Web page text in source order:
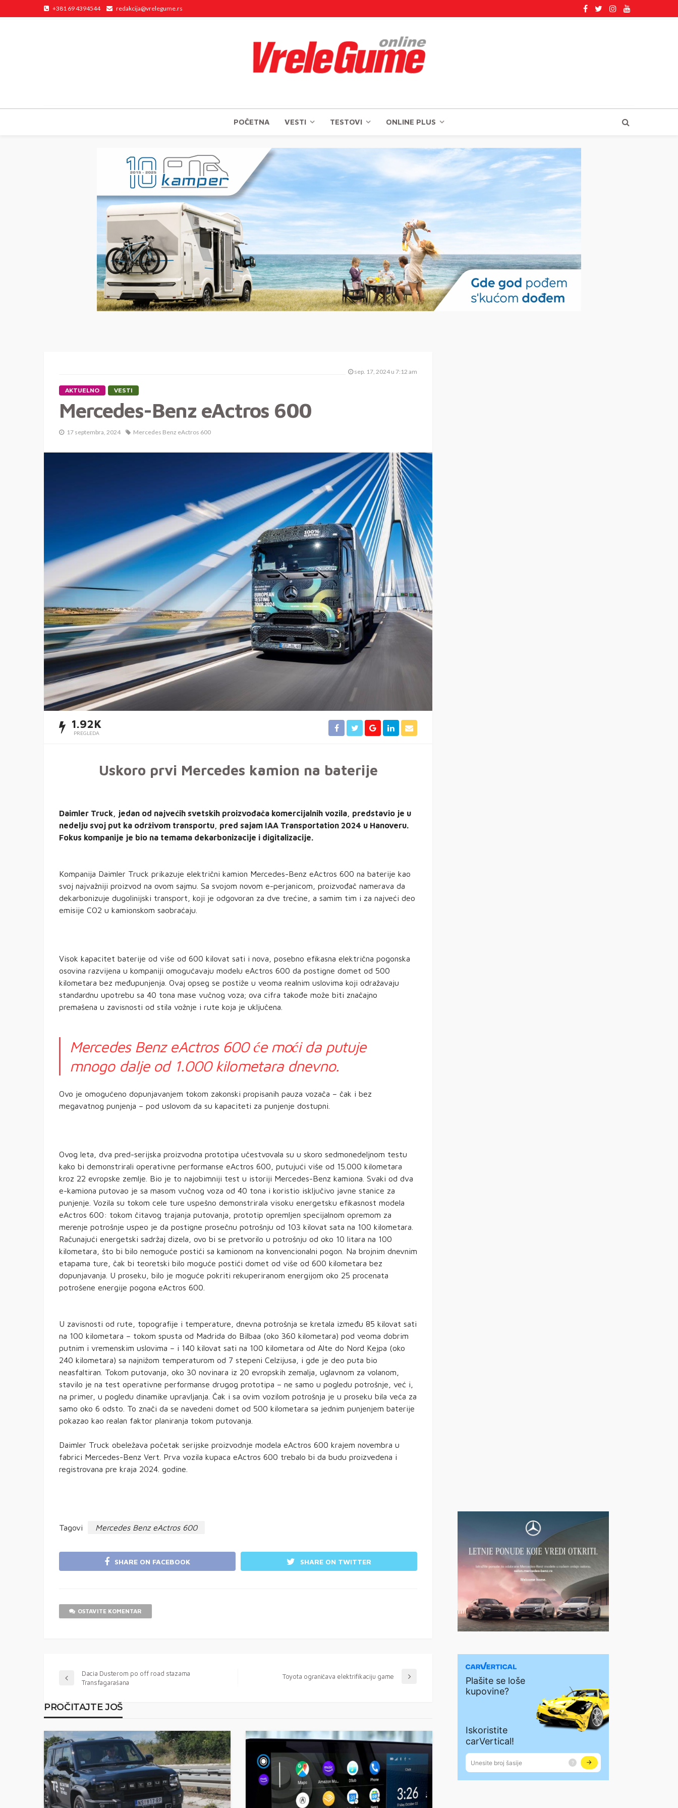
+381 69 4394544 redakcija@vrelegume.rs
POČETNA VESTI TESTOVI ONLINE PLUS
sep. 17, 2024 u 7:12 am
AKTUELNO VESTI
Mercedes-Benz eActros 600
17 septembra, 2024 Mercedes Benz eActros 600
1.92K
PREGLEDA
Uskoro prvi Mercedes kamion na baterije
Daimler Truck, jedan od najvećih svetskih proizvođača komercijalnih vozila, predstavio je u
nedelju svoj put ka održivom transportu, pred sajam IAA Transportation 2024 u Hanoveru.
Fokus kompanije je bio na temama dekarbonizacije i digitalizacije.
Kompanija Daimler Truck prikazuje električni kamion Mercedes-Benz eActros 600 na baterije kao
svoj najvažniji proizvod na ovom sajmu. Sa svojom novom e-perjanicom, proizvođač namerava da
dekarbonizuje dugolinijski transport, koji je odgovoran za dve trećine, a samim tim i za najveći deo
emisije CO2 u kamionskom saobraćaju.
Visok kapacitet baterije od više od 600 kilovat sati i nova, posebno efikasna električna pogonska
osovina razvijena u kompaniji omogućavaju modelu eActros 600 da postigne domet od 500
kilometara bez međupunjenja. Ovaj opseg se postiže u veoma realnim uslovima koji odražavaju
standardnu upotrebu sa 40 tona mase vučnog voza; ova cifra takođe može biti značajno
premašena u zavisnosti od stila vožnje i rute koja je uključena.
Mercedes Benz eActros 600 će moći da putuje
mnogo dalje od 1.000 kilometara dnevno.
Ovo je omogućeno dopunjavanjem tokom zakonski propisanih pauza vozača – čak i bez
megavatnog punjenja – pod uslovom da su kapaciteti za punjenje dostupni.
Ovog leta, dva pred-serijska proizvodna prototipa učestvovala su u skoro sedmonedeljnom testu
kako bi demonstrirali operativne performanse eActros 600, putujući više od 15.000 kilometara
kroz 22 evropske zemlje. Bio je to najobimniji test u istoriji Mercedes-Benz kamiona. Svaki od dva
e-kamiona putovao je sa masom vučnog voza od 40 tona i koristio isključivo javne stanice za
punjenje. Vozila su tokom cele ture uspešno demonstrirala visoku energetsku efikasnost modela
eActros 600: tokom čitavog trajanja putovanja, prototip opremljen specijalnom opremom za
merenje potrošnje uspeo je da postigne prosečnu potrošnju od 103 kilovat sata na 100 kilometara.
Računajući energetski sadržaj dizela, ovo bi se pretvorilo u potrošnju od oko 10 litara na 100
kilometara, što bi bilo nemoguće postići sa kamionom na konvencionalni pogon. Na brojnim dnevnim
etapama ture, čak bi teoretski bilo moguće postići domet od više od 600 kilometara bez
dopunjavanja. U proseku, bilo je moguće pokriti rekuperiranom energijom oko 25 procenata
potrošene energije pogona eActros 600.
U zavisnosti od rute, topografije i temperature, dnevna potrošnja se kretala između 85 kilovat sati
na 100 kilometara – tokom spusta od Madrida do Bilbaa (oko 360 kilometara) pod veoma dobrim
putnim i vremenskim uslovima – i 140 kilovat sati na 100 kilometara od Alte do Nord Kejpa (oko
240 kilometara) sa najnižom temperaturom od 7 stepeni Celzijusa, i gde je deo puta bio
neasfaltiran. Tokom putovanja, oko 30 novinara iz 20 evropskih zemalja, uglavnom za volanom,
stavilo je na test operativne performanse drugog prototipa – ne samo u pogledu potrošnje, već i,
na primer, u pogledu dinamike upravljanja. Čak i sa ovim vozilom potrošnja je u proseku bila veća za
samo oko 6 odsto. To znači da se navedeni domet od 500 kilometara sa jednim punjenjem baterije
pokazao kao realan faktor planiranja tokom putovanja.
Daimler Truck obeležava početak serijske proizvodnje modela eActros 600 krajem novembra u
fabrici Mercedes-Benz Vert. Prva vozila kupaca eActros 600 trebalo bi da budu proizvedena i
registrovana pre kraja 2024. godine.
Tagovi Mercedes Benz eActros 600
SHARE ON FACEBOOK SHARE ON TWITTER
OSTAVITE KOMENTAR
Dacia Dusterom po off road stazama
Transfagarašana
Toyota ograničava elektrifikaciju game
PROČITAJTE JOŠ